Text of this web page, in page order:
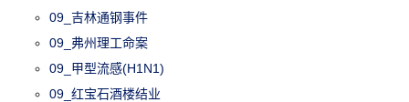
09_吉林通钢事件
09_弗州理工命案
09_甲型流感(H1N1)
09_红宝石酒楼结业